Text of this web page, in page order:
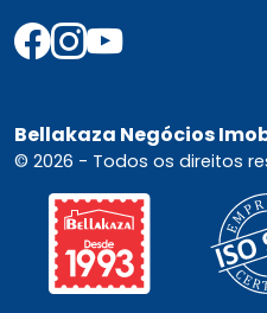
Bellakaza Negócios
© 2026 - Todos os direitos